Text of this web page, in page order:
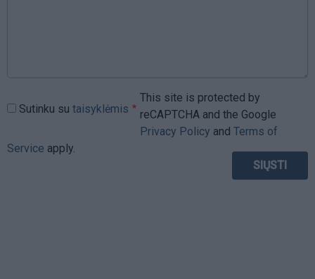
Sutinku su taisyklėmis
This site is protected by
reCAPTCHA and the Google
Privacy Policy and Terms of
Service apply.